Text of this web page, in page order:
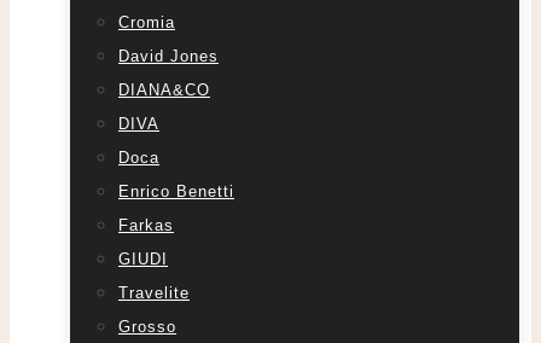
Cromia
David Jones
DIANA&CO
DIVA
Doca
Enrico Benetti
Farkas
GIUDI
Travelite
Grosso